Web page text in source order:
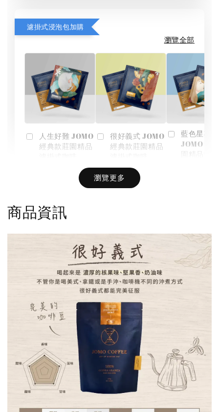
濾掛式浸泡包加購
瀏覽全部
人生好難 JOMO
經典款莊園精品
NT$ 40
很好義式 JOMO
經典款莊園精品
藍色星期一
JOMO 經
園精品濾
瀏覽更多
商品資訊